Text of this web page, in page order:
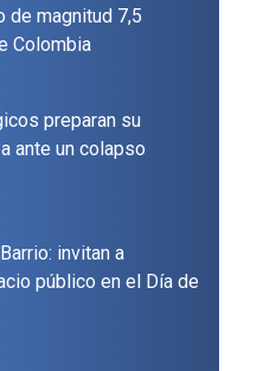
de magnitud 7,5
Colombia
preparan su
ante un colapso
invitan a
público en el Día de